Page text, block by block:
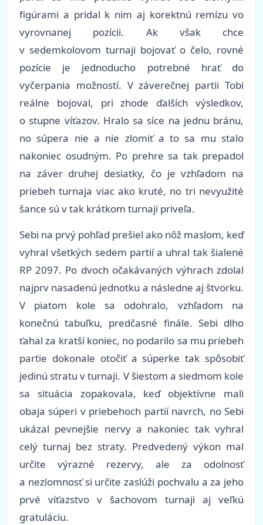
figúrami a pridal k nim aj korektnú remízu vo
vyrovnanej pozícii. Ak však chce
v sedemkolovom turnaji bojovať o čelo, rovné
pozície je jednoducho potrebné hrať do
vyčerpania možností. V záverečnej partii Tobi
reálne bojoval, pri zhode ďalších výsledkov,
o stupne víťazov. Hralo sa síce na jednu bránu,
no súpera nie a nie zlomiť a to sa mu stalo
nakoniec osudným. Po prehre sa tak prepadol
na záver druhej desiatky, čo je vzhľadom na
priebeh turnaja viac ako kruté, no tri nevyužité
šance sú v tak krátkom turnaji priveľa.
Sebi na prvý pohľad prešiel ako nôž maslom, keď
vyhral všetkých sedem partií a uhral tak šialené
RP 2097. Po dvoch očakávaných výhrach zdolal
najprv nasadenú jednotku a následne aj štvorku.
V piatom kole sa odohralo, vzhľadom na
konečnú tabuľku, predčasné finále. Sebi dlho
ťahal za kratší koniec, no podarilo sa mu priebeh
partie dokonale otočiť a súperke tak spôsobiť
jedinú stratu v turnaji. V šiestom a siedmom kole
sa situácia zopakovala, keď objektívne mali
obaja súperi v priebehoch partií navrch, no Sebi
ukázal pevnejšie nervy a nakoniec tak vyhral
celý turnaj bez straty. Predvedený výkon mal
určite výrazné rezervy, ale za odolnosť
a nezlomnosť si určite zaslúži pochvalu a za jeho
prvé víťazstvo v šachovom turnaji aj veľkú
gratuláciu.